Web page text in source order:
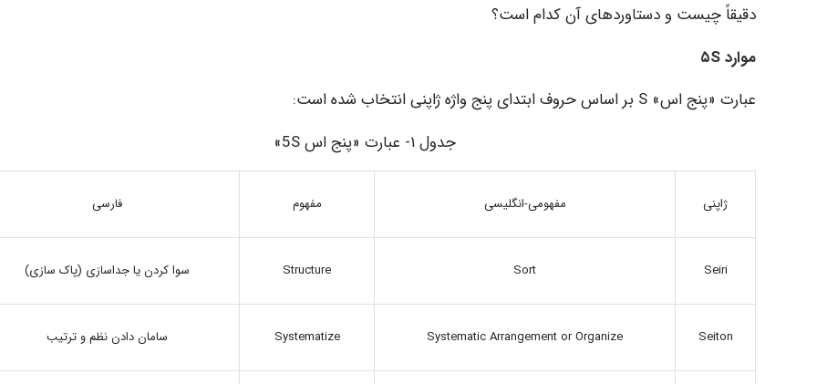
دقیقاً چیست و دستاوردهای آن کدام است؟
موارد ۵S
عبارت «پنج اس» S بر اساس حروف ابتدای پنج واژه ژاپنی انتخاب شده است:
جدول ۱- عبارت «پنج اس 5S»
ژاپنی مفهومی-انگلیسی مفهوم فارسی
Seiri
Sort
Structure سوا کردن یا جداسازی (پاک سازی)
Seiton
Systematic Arrangement or Organize
Systematize سامان دادن نظم و ترتیب